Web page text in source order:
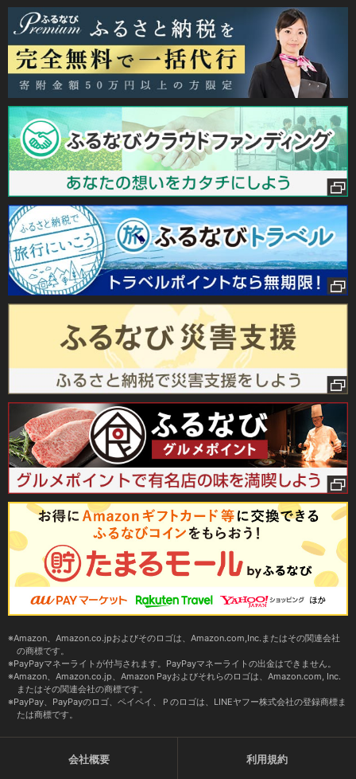
Amazon、Amazon.co.jpおよびそのロゴは、Amazon.com,Inc.またはその関連会社
の商標です。
PayPayマネーライトが付与されます。PayPayマネーライトの出金はできません。
Amazon、Amazon.co.jp、Amazon Payおよびそれらのロゴは、Amazon.com, Inc.
またはその関連会社の商標です。
PayPay、PayPayのロゴ、ペイペイ、Ｐのロゴは、LINEヤフー株式会社の登録商標ま
たは商標です。
会社概要 利用規約